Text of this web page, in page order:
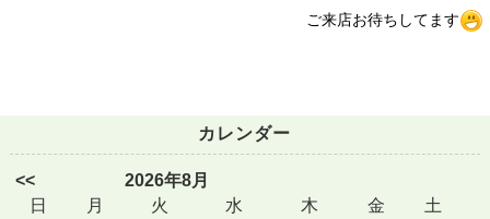
ご来店お待ちしてます
カレンダー
<<
2026年8月
日
月 火 水 木 金
土